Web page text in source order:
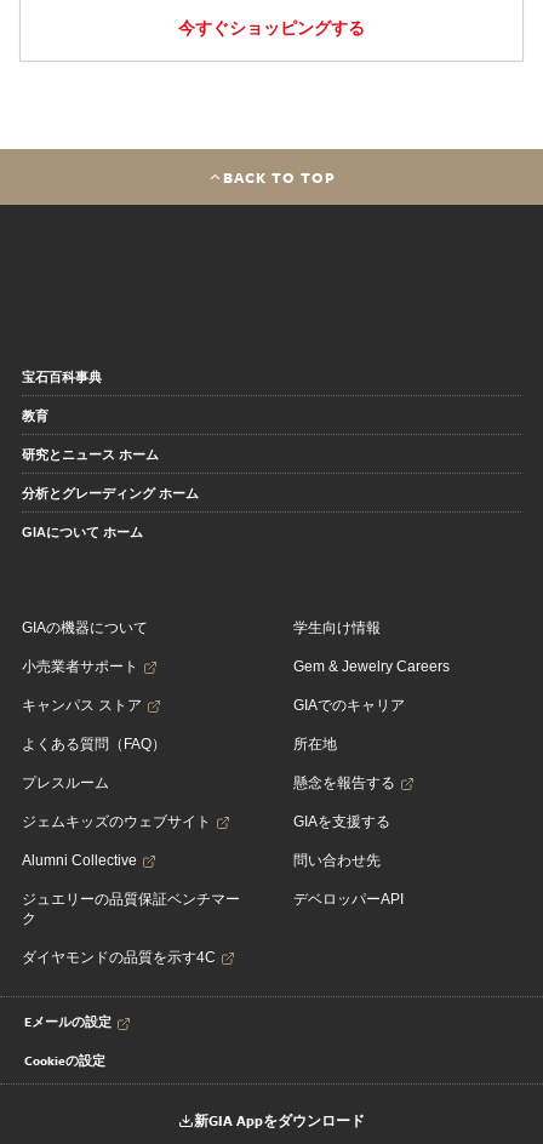
今すぐショッピングする
BACK TO TOP
宝石百科事典
教育
研究とニュース ホーム
分析とグレーディング ホーム
GIAについて ホーム
GIAの機器について
小売業者サポート
キャンパス ストア
よくある質問（FAQ）
プレスルーム
ジェムキッズのウェブサイト
Alumni Collective
ジュエリーの品質保証ベンチマー
ク
ダイヤモンドの品質を示す4C
学生向け情報
Gem & Jewelry Careers
GIAでのキャリア
所在地
懸念を報告する
GIAを支援する
問い合わせ先
デベロッパーAPI
Eメールの設定
Cookieの設定
新GIA Appをダウンロード